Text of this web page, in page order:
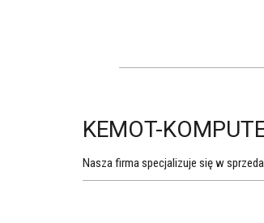
KEMOT-
Nasza firma specjalizuje się w